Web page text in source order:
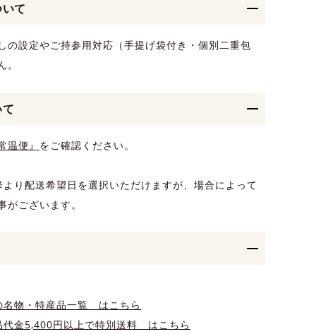
て
の設定やご持参用対応（手提げ袋付き・個別二重包
温便』 をご確認ください。
より配送希望日を選択いただけますが、場合によって
ございます。
名物・特産品一覧 はこちら
金5,400円以上で特別送料 はこちら